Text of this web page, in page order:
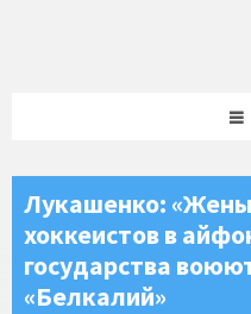
Лукашенко:
хоккеистов в
государства
«Белкалий»